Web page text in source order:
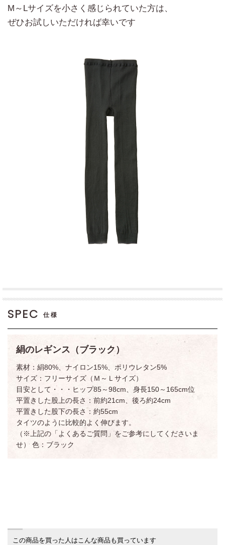
M～Lサイズを小さく感じられていた方は、
ぜひお試しいただければ幸いです
SPEC 仕様
絹のレギンス（ブラック）
素材：絹80%、ナイロン15%、ポリウレタン5%
サイズ：フリーサイズ（Ｍ～Ｌサイズ）
目安として・・・ヒップ85～98cm、身長150～165cm位
平置きした股上の長さ：前約21cm、後ろ約24cm
平置きした股下の長さ：約55cm
タイツのように比較的よく伸びます。
（※上記の「よくあるご質問」をご参考にしてくださいま
せ） 色：ブラック
この商品を買った人はこんな商品も買っています